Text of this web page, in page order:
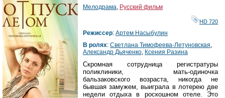
Мелодрама Русский фильм
HD 720
Режиссер: Артем Насыбулин
В ролях: Светлана Тимофеева-Летуновская
Александр Дьяченко Ксения Разина
Скромная сотрудница регистратуры
поликлиники, мать-одиночка
бальзаковского возраста, никогда не
бывшая замужем, выиграла в лотерею две
недели отдыха в роскошном отеле. Это